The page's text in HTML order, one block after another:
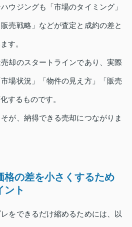
ウジングも「市場のタイミング」
売戦略」などが査定と成約の差と
す。
却のスタートラインであり、実際
場状況」「物件の見え方」「販売
するものです。
が、納得できる売却につながりま
格の差を小さくするため
ント
をできるだけ縮めるためには、以